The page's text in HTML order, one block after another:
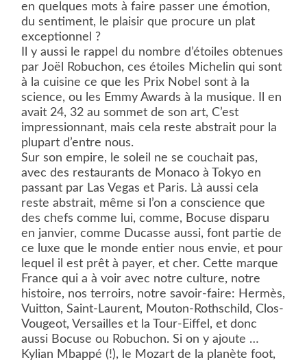
en quelques mots à faire passer une émotion,
du sentiment, le plaisir que procure un plat
exceptionnel ?
Il y aussi le rappel du nombre d’étoiles obtenues
par Joël Robuchon, ces étoiles Michelin qui sont
à la cuisine ce que les Prix Nobel sont à la
science, ou les Emmy Awards à la musique. Il en
avait 24, 32 au sommet de son art, C’est
impressionnant, mais cela reste abstrait pour la
plupart d’entre nous.
Sur son empire, le soleil ne se couchait pas,
avec des restaurants de Monaco à Tokyo en
passant par Las Vegas et Paris. Là aussi cela
reste abstrait, même si l’on a conscience que
des chefs comme lui, comme, Bocuse disparu
en janvier, comme Ducasse aussi, font partie de
ce luxe que le monde entier nous envie, et pour
lequel il est prêt à payer, et cher. Cette marque
France qui a à voir avec notre culture, notre
histoire, nos terroirs, notre savoir-faire: Hermès,
Vuitton, Saint-Laurent, Mouton-Rothschild, Clos-
Vougeot, Versailles et la Tour-Eiffel, et donc
aussi Bocuse ou Robuchon. Si on y ajoute …
Kylian Mbappé (!), le Mozart de la planète foot,